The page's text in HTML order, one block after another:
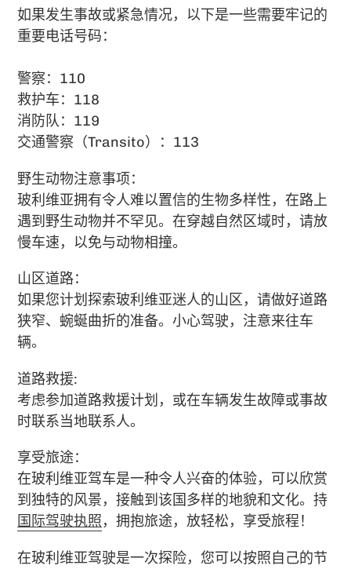
如果发生事故或紧急情况，以下是一些需要牢记的
重要电话号码：
警察：110
救护车：118
消防队：119
交通警察（Transito）：113
野生动物注意事项：
玻利维亚拥有令人难以置信的生物多样性，在路上
遇到野生动物并不罕见。在穿越自然区域时，请放
慢车速，以免与动物相撞。
山区道路：
如果您计划探索玻利维亚迷人的山区，请做好道路
狭窄、蜿蜒曲折的准备。小心驾驶，注意来往车
辆。
道路救援:
考虑参加道路救援计划，或在车辆发生故障或事故
时联系当地联系人。
享受旅途：
在玻利维亚驾车是一种令人兴奋的体验，可以欣赏
到独特的风景，接触到该国多样的地貌和文化。持
国际驾驶执照，拥抱旅途，放轻松，享受旅程！
在玻利维亚驾驶是一次探险，您可以按照自己的节